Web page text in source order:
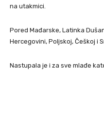
na utakmici.
Pored Mađarske, Latinka
Hercegovini, Poljskoj, Češkoj i
Nastupala je i za sve mlađe